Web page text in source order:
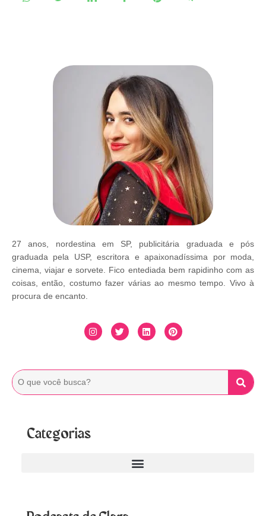
27 anos, nordestina em SP, publicitária graduada e pós
graduada pela USP, escritora e apaixonadíssima por moda,
cinema, viajar e sorvete. Fico entediada bem rapidinho com as
coisas, então, costumo fazer várias ao mesmo tempo. Vivo à
procura de encanto.
Categorias